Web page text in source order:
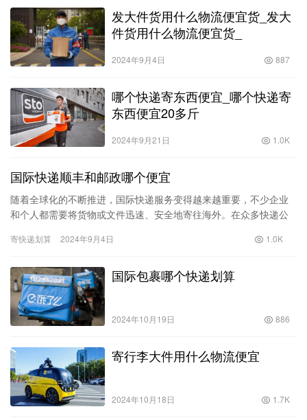
发大件货用什么物流便宜货_发大
件货用什么物流便宜货_
2024年9月4日 887
哪个快递寄东西便宜_哪个快递寄
东西便宜20多斤
2024年9月21日 1.0K
国际快递顺丰和邮政哪个便宜
随着全球化的不断推进，国际快递服务变得越来越重要，不少企业
和个人都需要将货物或文件迅速、安全地寄往海外。在众多快递公
择时常…
寄快递划算 2024年9月4日 1.0K
国际包裹哪个快递划算
2024年10月19日 886
寄行李大件用什么物流便宜
2024年10月18日 1.7K